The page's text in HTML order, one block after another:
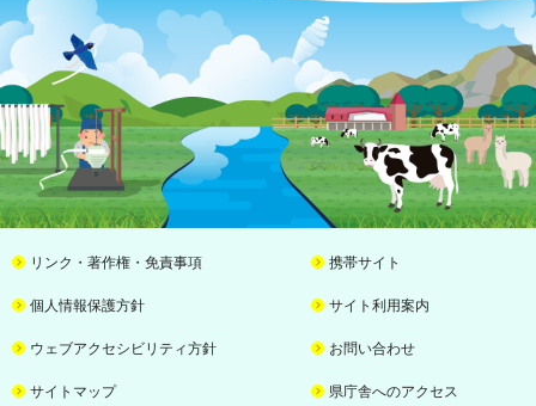
リンク・著作権・免責事項 携帯サイト
個人情報保護方針 サイト利用案内
ウェブアクセシビリティ方針 お問い合わせ
サイトマップ 県庁舎へのアクセス